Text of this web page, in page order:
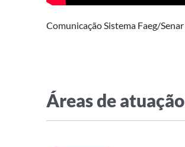
Comunicação Sistema Faeg/Senar
Áreas de atuação